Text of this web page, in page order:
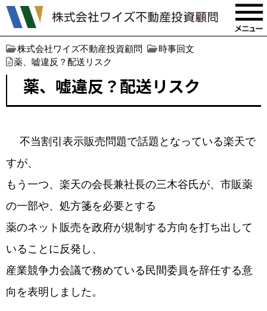
株式会社ワイズ不動産投資顧問
時事回文
薬、嘘違反？配送リスク
薬、嘘違反？配送リスク
不当割引表示販売問題で話題となっている楽天で
すが、
もう一つ、楽天の会長兼社長の三木谷氏が、市販薬
の一部や、処方箋を必要とする
薬のネット販売を政府が規制する方向を打ち出して
いることに反発し、
産業競争力会議で務めている民間委員を辞任する意
向を表明しました。